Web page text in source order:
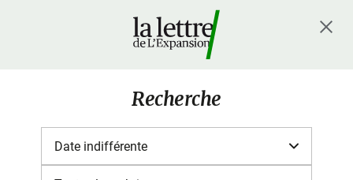
Recherche